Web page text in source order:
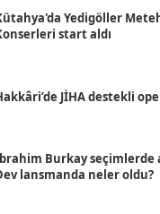
Yedigöller
start aldı
JİHA destekli
Burkay seçimlerde
lansmanda neler oldu?